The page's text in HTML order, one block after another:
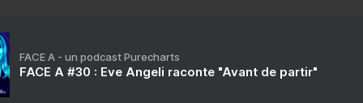
FACE A - un podcast Purecharts
FACE A #30 : Eve Angeli raconte "Avant de partir"